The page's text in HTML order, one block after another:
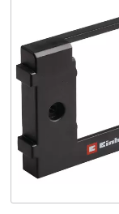
ITItaliano
Deutsch